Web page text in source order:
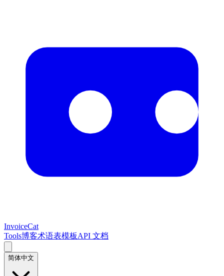
InvoiceCat
Tools博客术语表模板API 文档
简体中文